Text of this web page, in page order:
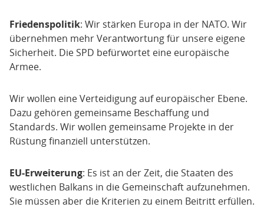
Friedenspolitik: Wir stärken Europa in der NATO. Wir
übernehmen mehr Verantwortung für unsere eigene
Sicherheit. Die SPD befürwortet eine europäische
Armee.
Wir wollen eine Verteidigung auf europäischer Ebene.
Dazu gehören gemeinsame Beschaffung und
Standards. Wir wollen gemeinsame Projekte in der
Rüstung finanziell unterstützen.
EU-Erweiterung: Es ist an der Zeit, die Staaten des
westlichen Balkans in die Gemeinschaft aufzunehmen.
Sie müssen aber die Kriterien zu einem Beitritt erfüllen.